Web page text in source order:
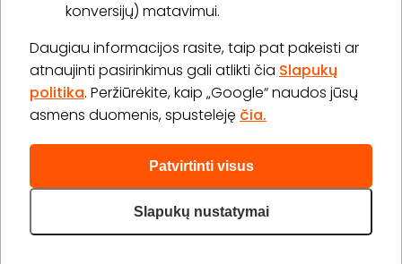
konversijų) matavimui.
Daugiau informacijos rasite, taip pat pakeisti ar
atnaujinti pasirinkimus gali atlikti čia Slapukų
politika. Peržiūrėkite, kaip „Google“ naudos jūsų
asmens duomenis, spustelėję čia.
Patvirtinti visus
Slapukų nustatymai
Informacija
„GERA DOVANA“ GRUPĖ
2026 © Visos teisės saugomos info@bookitnow.lt, +370
645 03 111
Privatumo politika Svetainės medis